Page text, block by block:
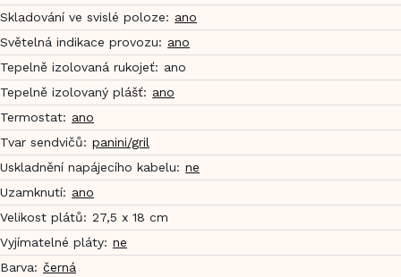
Skladování ve svislé poloze: ano
Světelná indikace provozu: ano
Tepelně izolovaná rukojeť: ano
Tepelně izolovaný plášť: ano
Termostat: ano
Tvar sendvičů: panini/gril
Uskladnění napájecího kabelu: ne
Uzamknutí: ano
Velikost plátů: 27,5 x 18 cm
Vyjímatelné pláty: ne
Barva: černá